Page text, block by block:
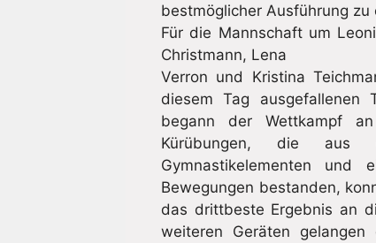
bestmöglicher Ausführung zu
Für die Mannschaft um
Christmann, Lena
Verron und Kristina
diesem Tag ausgefallenen
begann der Wettkampf
Kürübungen, die aus
Gymnastikelementen und
Bewegungen bestanden,
das drittbeste Ergebnis an
weiteren Geräten